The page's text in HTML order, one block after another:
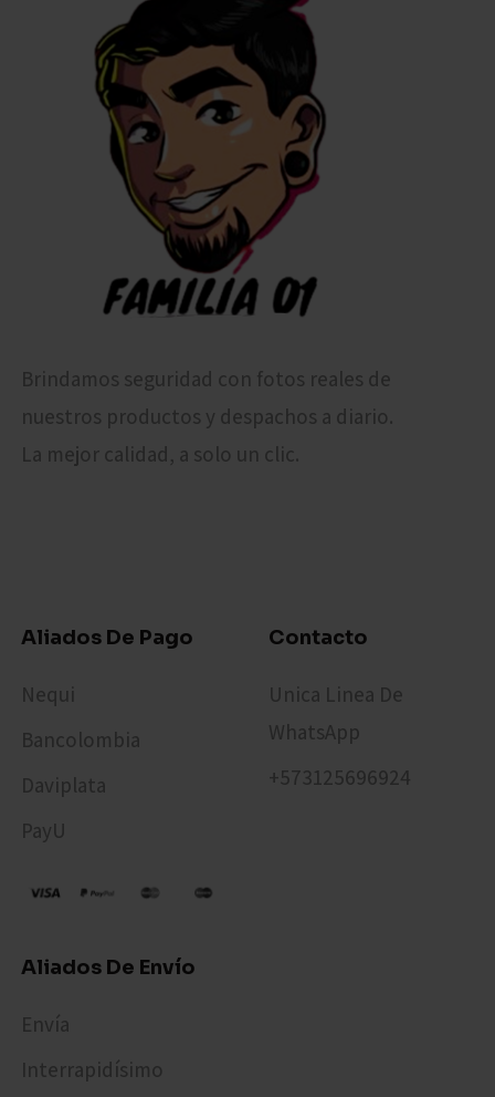
Brindamos seguridad con fotos reales de
nuestros productos y despachos a diario.
La mejor calidad, a solo un clic.
Aliados De Pago
Nequi
Bancolombia
Daviplata
PayU
Contacto
Unica Linea De
WhatsApp
+573125696924​
Aliados De Envío
Envía
Interrapidísimo